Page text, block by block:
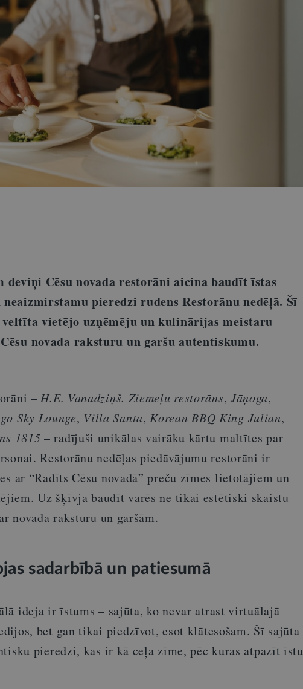
deviņi Cēsu novada restorāni aicina baudīt īstas
pieredzi rudens Restorānu nedēļā. Šī
veltīta vietējo uzņēmēju un kulinārijas meistaru
novada raksturu un garšu autentiskumu.
–H.E. Vanadziņš. Ziemeļu restorāns, Jāņoga,
Sky Lounge, Villa Santa,Korean BBQ King Julian,
1815 – radījuši unikālas vairāku kārtu maltītes par
Restorānu nedēļas piedāvājumu restorāni ir
ar “Radīts Cēsu novadā” preču zīmes lietotājiem un
Uz šķīvja baudīt varēs ne tikai estētiski skaistu
novada raksturu un garšām.
sadarbībā un patiesumā
ideja ir īstums – sajūta, ko nevar atrast virtuālajā
bet gan tikai piedzīvot, esot klātesošam. Šī sajūta
pieredzi, kas ir kā ceļa zīme, pēc kuras atpazīt īstu